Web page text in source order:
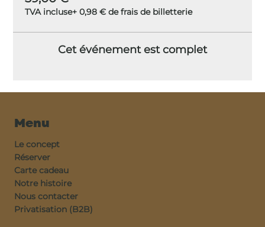
TVA incluse+ 0,98 € de frais de billetterie
Cet événement est complet
Menu
Le concept
Réserver
Carte cadeau
Notre histoire
Nous contacter
Privatisation (B2B)